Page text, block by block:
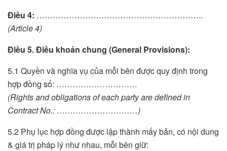
Điều 4: ……………………………………………………..
(Article 4)
Điều 5. Điều khoản chung (General Provisions):
5.1 Quyền và nghĩa vụ của mỗi bên được quy định trong
hợp đồng số: …………………………
(Rights and obligations of each party are defined in
Contract No.: …………………………)
5.2 Phụ lục hợp đồng được lập thành mấy bản, có nội dung
& giá trị pháp lý như nhau, mỗi bên giữ: